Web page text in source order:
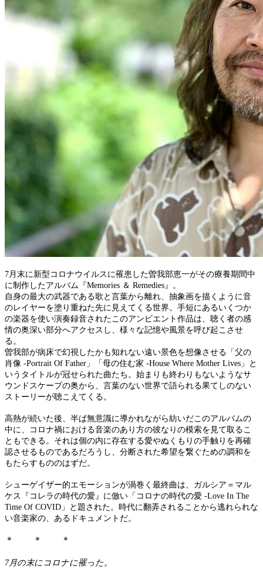
7月末に新型コロナウイルスに罹患した曽我部恵一がその療養期間中
に制作したアルバム『Memories ＆ Remedies』。
自身の最大の武器である歌と言葉から離れ、抽象画を描くように音
のレイヤーを塗り重ねた先に見えてくる世界。手短にあるいくつか
の楽器を使い演奏録音されたこのアンビエント作品は、聴く者の感
情の奥深い部分へアクセスし、様々な記憶や風景を呼び起こさせ
る。
曽我部が病床で幻視したかも知れない遠い景色を想像させる「父の
肖像 -Portrait Of Father」「母の住む家 -House Where Mother Lives」と
いうタイトルが冠せられた曲たち。始まりも終わりもないようなサ
ウンドスケープの奥から、言葉のない世界で語られる果てしのない
ストーリーが聴こえてくる。
高熱が続いた後、半ば無意識に導かれながら紡いだこのアルバムの
中に、コロナ禍における音楽のあり方の彼なりの模索を見て取るこ
ともできる。それは個の内に存在する愛やぬくもりの手触りを再確
認させるものであるだろうし、分断された希望を繋ぐための調和を
もたらすもののはずだ。
シューゲイザー的エモーションが渦巻く最終曲は、ガルシア＝マル
ケス『コレラの時代の愛』に倣い「コロナの時代の愛 -Love In The
Time Of COVID」と題された。時代に翻弄されることから逃れられな
い音楽家の、あるドキュメントだ。
＊ ＊ ＊
7月の末にコロナに罹った。